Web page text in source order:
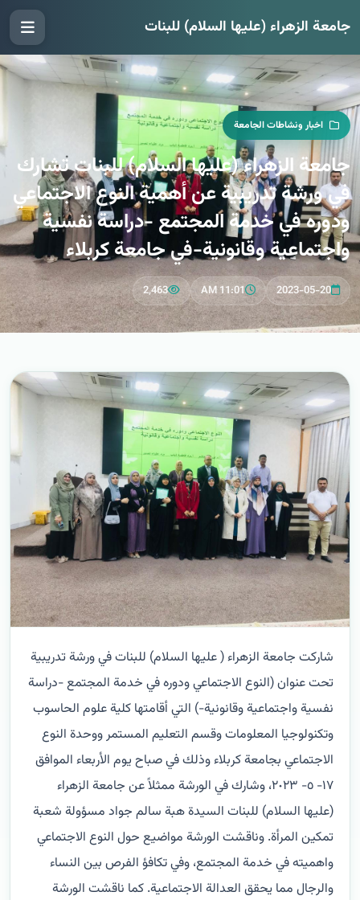
جامعة الزهراء (عليها السلام) للبنات
اخبار ونشاطات الجامعة
جامعة الزهراء (عليها السلام) للبنات تشارك
في ورشة تدريبية عن أهمية النوع الاجتماعي
ودوره في خدمة المجتمع -دراسة نفسية
واجتماعية وقانونية-في جامعة كربلاء
2023-05-20
11:01 AM
2,463
شاركت جامعة الزهراء ( عليها السلام) للبنات في ورشة تدريبية
تحت عنوان (النوع الاجتماعي ودوره في خدمة المجتمع -دراسة
نفسية واجتماعية وقانونية-) التي أقامتها كلية علوم الحاسوب
وتكنولوجيا المعلومات وقسم التعليم المستمر ووحدة النوع
الاجتماعي بجامعة كربلاء وذلك في صباح يوم الأربعاء الموافق
١٧- ٥- ٢٠٢٣، وشارك في الورشة ممثلاً عن جامعة الزهراء
(عليها السلام) للبنات السيدة هبة سالم جواد مسؤولة شعبة
تمكين المرأة. وناقشت الورشة مواضيع حول النوع الاجتماعي
واهميته في خدمة المجتمع، وفي تكافؤ الفرص بين النساء
والرجال مما يحقق العدالة الاجتماعية. كما ناقشت الورشة